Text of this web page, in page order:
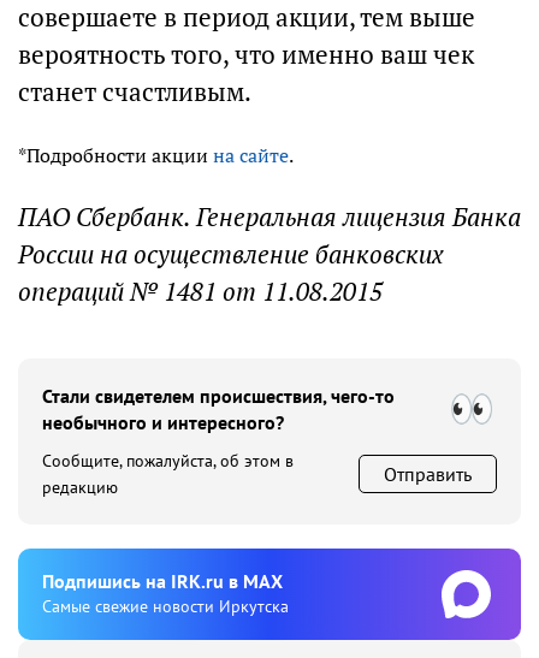
совершаете в период акции, тем выше
вероятность того, что именно ваш чек
станет счастливым.
*Подробности акции на сайте.
ПАО Сбербанк. Генеральная лицензия Банка
России на осуществление банковских
операций № 1481 от 11.08.2015
Стали свидетелем происшествия, чего-то
необычного и интересного?
Сообщите, пожалуйста, об этом в
редакцию
Отправить
Подпишиcь на IRK.ru в MAX
Cамые свежие новости Иркутска